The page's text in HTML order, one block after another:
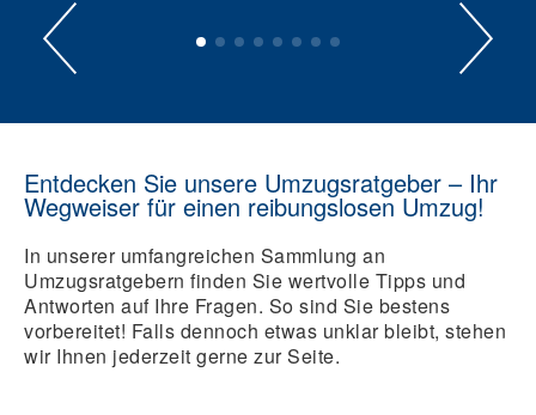
Entdecken Sie unsere Umzugsratgeber – Ihr
Wegweiser für einen reibungslosen Umzug!
In unserer umfangreichen Sammlung an
Umzugsratgebern finden Sie wertvolle Tipps und
Antworten auf Ihre Fragen. So sind Sie bestens
vorbereitet! Falls dennoch etwas unklar bleibt, stehen
wir Ihnen jederzeit gerne zur Seite.